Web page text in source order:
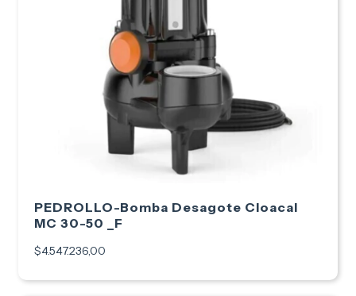
PEDROLLO-Bomba Desagote Cloacal
MC 30-50 _F
$4.547.236,00